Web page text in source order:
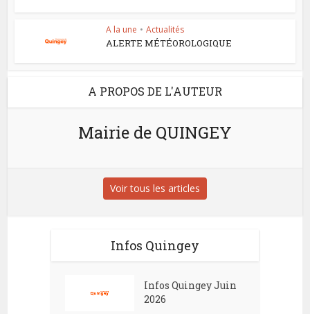
A la une • Actualités
ALERTE MÉTÉOROLOGIQUE
A PROPOS DE L'AUTEUR
Mairie de QUINGEY
Voir tous les articles
Infos Quingey
Infos Quingey Juin
2026